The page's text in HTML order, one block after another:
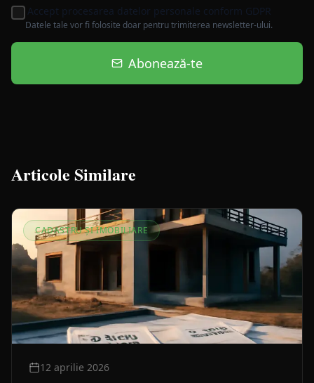
Accept procesarea datelor personale conform GDPR
Datele tale vor fi folosite doar pentru trimiterea newsletter-ului.
Abonează-te
Articole Similare
CADASTRU ȘI IMOBILIARE
12 aprilie 2026